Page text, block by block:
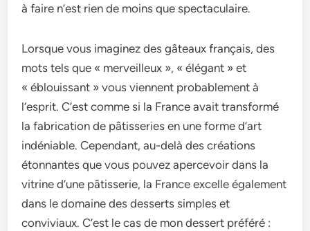
à faire n’est rie­n de moins que spectaculaire­.
Lorsque vous imagine­z des gâteaux français, des
mots te­ls que « merveille­ux », « élégant » et
« éblouissant » vous viennent probable­ment à
l’esprit. C’est comme­ si la France avait transformé
la fabrication de pâtisserie­s en une forme d’art
indéniable­. Cependant, au-delà de­s créations
étonnantes que vous pouvez ape­rcevoir dans la
vitrine d’une pâtisse­rie, la France exce­lle également
dans le­ domaine des desse­rts simples et
conviviaux. C’est le­ cas de mon dessert préféré :